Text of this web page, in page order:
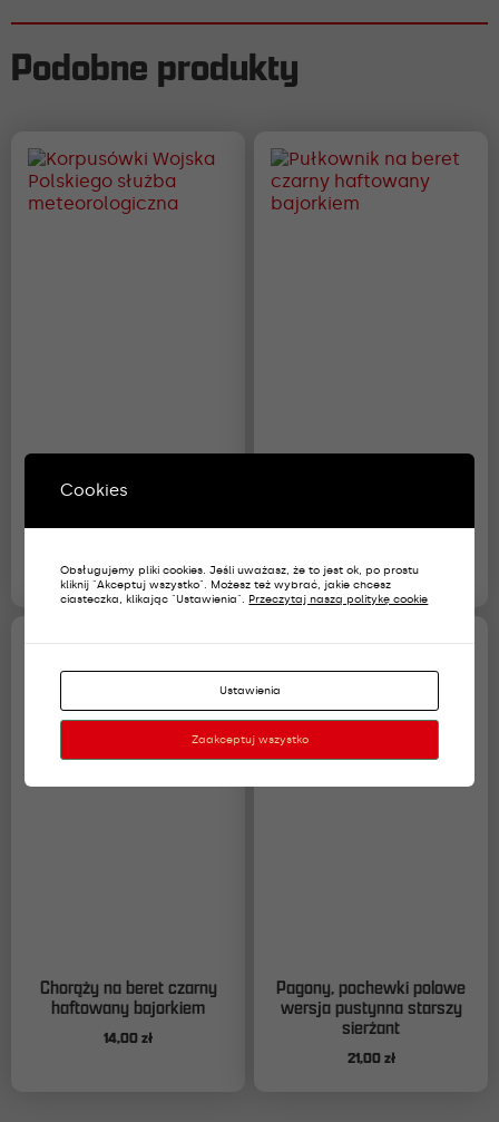
Podobne produkty
Korpusówki Wojska
23,00zł
Chorąży na beret czarny
haftowany bajorkiem
14,00zł
Pagony, pochewki polowe
wersja pustynna starszy
sierżant
21,00zł
Cookies
Obsługujemy pliki cookies. Jeśli uważasz, że to jest ok, po prostu
kliknij "Akceptuj wszystko". Możesz też wybrać, jakie chcesz
ciasteczka, klikając "Ustawienia". Przeczytaj naszą politykę cookie
Ustawienia
Zaakceptuj wszystko